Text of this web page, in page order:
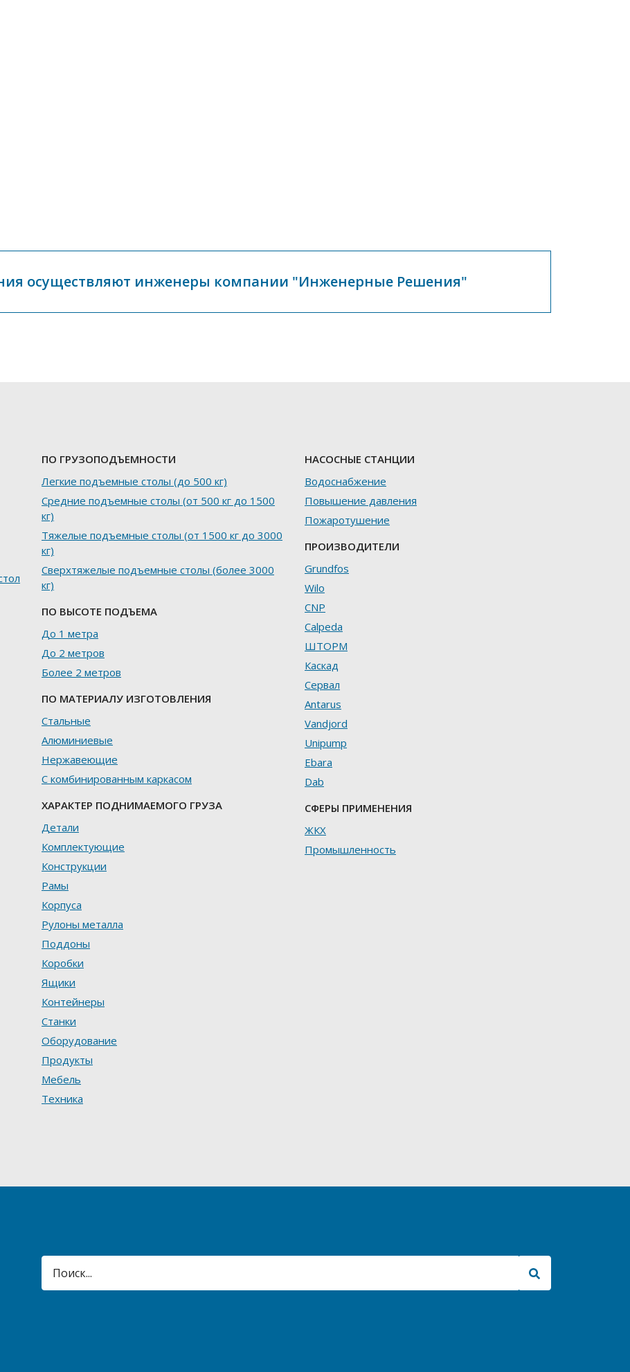
осуществляют инженеры компании "Инженерные Решения"
ПО ГРУЗОПОДЪЕМНОСТИ
Легкие подъемные столы (до 500 кг)
Средние подъемные столы (от 500 кг до 1500
кг)
Тяжелые подъемные столы (от 1500 кг до 3000
кг)
Сверхтяжелые подъемные столы (более 3000
кг)
ПО ВЫСОТЕ ПОДЪЕМА
До 1 метра
До 2 метров
Более 2 метров
ПО МАТЕРИАЛУ ИЗГОТОВЛЕНИЯ
Стальные
Алюминиевые
Нержавеющие
С комбинированным каркасом
ХАРАКТЕР ПОДНИМАЕМОГО ГРУЗА
Детали
Комплектующие
Конструкции
Рамы
Корпуса
Рулоны металла
Поддоны
Коробки
Ящики
Контейнеры
Станки
Оборудование
Продукты
Мебель
Техника
НАСОСНЫЕ СТАНЦИИ
Водоснабжение
Повышение давления
Пожаротушение
ПРОИЗВОДИТЕЛИ
Grundfos
Wilo
CNP
Calpeda
ШТОРМ
Каскад
Сервал
Antarus
Vandjord
Unipump
Ebara
Dab
СФЕРЫ ПРИМЕНЕНИЯ
ЖКХ
Промышленность